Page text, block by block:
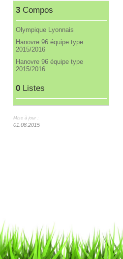
3Compos
Olympique Lyonnais
Hanovre 96 équipe type
2015/2016
Hanovre 96 équipe type
2015/2016
0Listes
Mise à jour :
01.08.2015